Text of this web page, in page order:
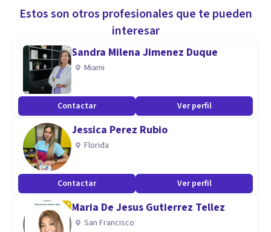
Trabajamos grupos de enriquecimiento extracurricular, así
como de apoyo al estudio y habilidades socioemocionales.
Estos son otros profesionales que te pueden
interesar
Sandra Milena Jimenez Duque
Miami
Contactar Ver perfil
Jessica Perez Rubio
Florida
Contactar Ver perfil
Maria De Jesus Gutierrez Tellez
San Francisco